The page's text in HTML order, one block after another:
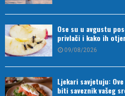
Ose su u avgustu
privlači i kako ih
09/08/2026
Ljekari savjetuju:
biti saveznik vašeg